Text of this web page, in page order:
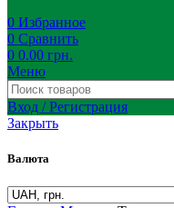
0 Избранное
0 Сравнить
0 0.00 грн.
Меню
Вход / Регистрация
Закрыть
Валюта